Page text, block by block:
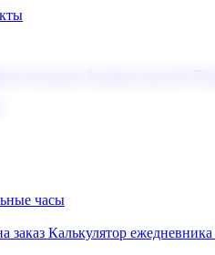
часы
заказ Калькулятор ежедневника